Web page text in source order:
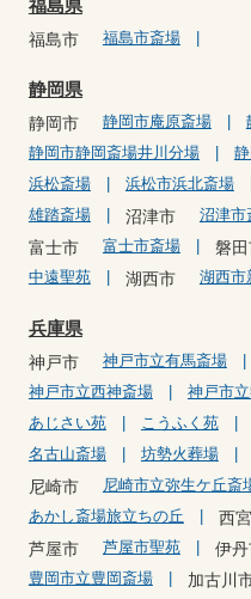
福島県
福島市 福島市斎場
静岡県
静岡市 静岡市庵原斎場
静岡市静岡斎場井川分場
浜松斎場 浜松市浜北斎場
雄踏斎場
沼津市 沼津市
富士市 富士市斎場 磐
中遠聖苑 湖西市 湖西市
兵庫県
神戸市 神戸市立有馬斎場
神戸市立西神斎場
神戸市
あじさい苑 こうふく苑
名古山斎場
坊勢火葬場
尼崎市 尼崎市立弥生ケ丘斎
あかし斎場旅立ちの丘 西
芦屋市 芦屋市聖苑 伊
豊岡市立豊岡斎場 加古川